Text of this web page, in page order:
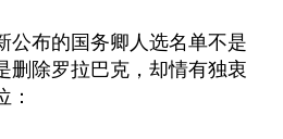
公布的国务卿人选名单不是
删除罗拉巴克，却情有独衷
：